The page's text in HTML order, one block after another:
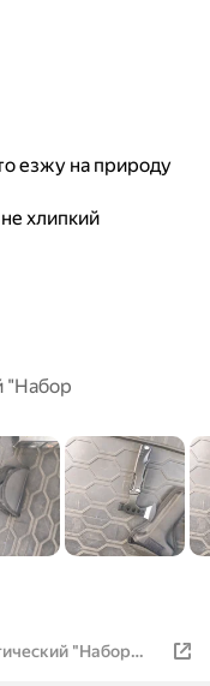
езжу на природу
хлипкий
"Набор
"Набор